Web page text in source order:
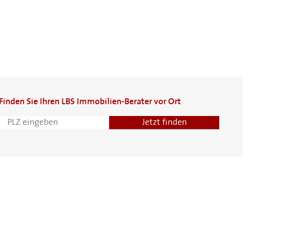
Finden Sie Ihren LBS Immobilien-Berater vor Ort